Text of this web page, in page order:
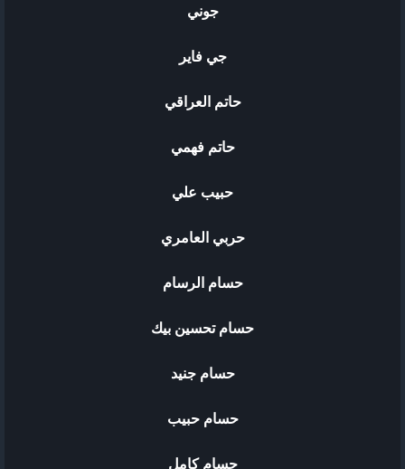
جوني
جي فاير
حاتم العراقي
حاتم فهمي
حبيب علي
حربي العامري
حسام الرسام
حسام تحسين بيك
حسام جنيد
حسام حبيب
حسام كامل